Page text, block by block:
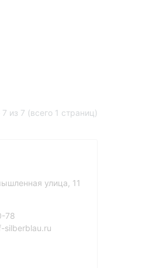
7 из 7 (всего 1 страниц)
улица, 11
78
silberblau.ru